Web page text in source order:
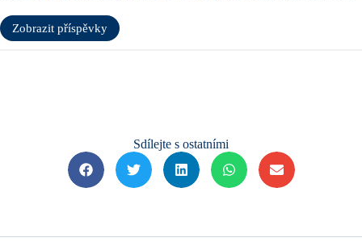
Zobrazit příspěvky
Sdílejte s ostatními